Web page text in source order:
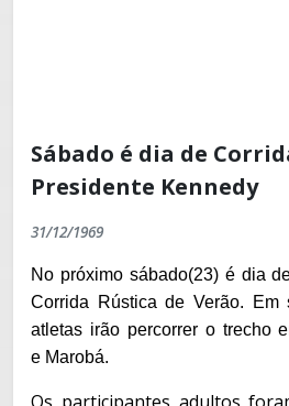
Sábado é dia de
Presidente Kennedy
31/12/1969
No próximo sábado(23) é dia
Corrida Rústica de Verão. Em
atletas irão percorrer o trecho
e Marobá.
Os participantes adultos